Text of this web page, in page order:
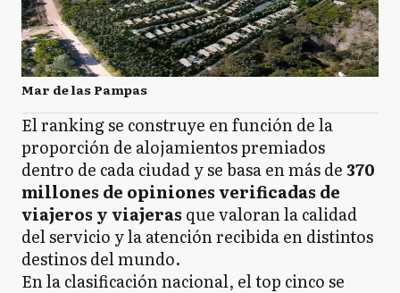
Mar de las Pampas
El ranking se construye en función de la
proporción de alojamientos premiados
dentro de cada ciudad y se basa en más de370
millones de opiniones verificadas de
viajeros y viajeras que valoran la calidad
del servicio y la atención recibida en distintos
destinos del mundo.
En la clasificación nacional, el top cinco se